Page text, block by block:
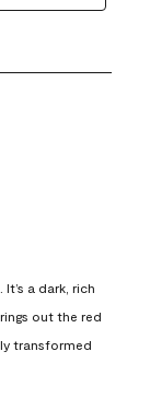
a dark, rich
out the red
transformed